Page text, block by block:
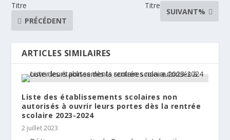
Titre
PRÉCÉDENT
Titre
SUIVANT%
ARTICLES SIMILAIRES
Liste des établissements scolaires non
autorisés à ouvrir leurs portes dès la rentrée
scolaire 2023-2024
2 juillet 2023